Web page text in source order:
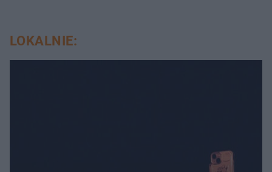
LOKALNIE: